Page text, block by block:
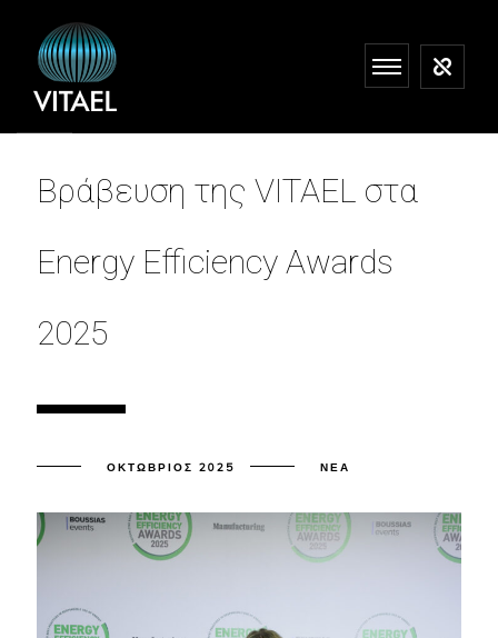
Βράβευση της VITAEL στα
Energy Efficiency Awards
2025
ΟΚΤΏΒΡΙΟΣ 2025 ΝΈΑ